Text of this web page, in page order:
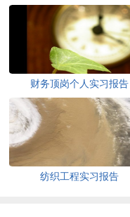
财务顶岗个人实习报告
纺织工程实习报告